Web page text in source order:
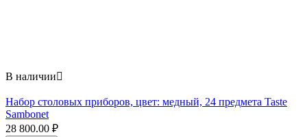
В наличии
Набор столовых приборов, цвет: медный, 24 предмета Taste
Sambonet
28 800.00 ₽